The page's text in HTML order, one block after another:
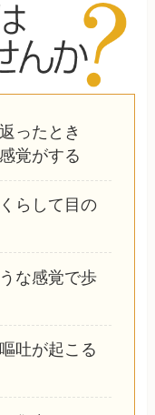
ったとき
覚がする
らして目の
な感覚で歩
吐が起こる